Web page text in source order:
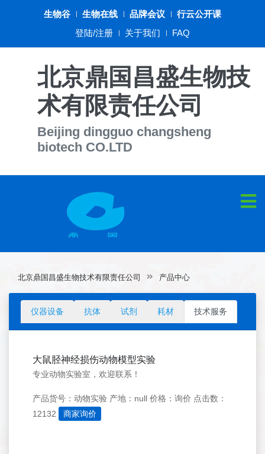
生物谷 生物在线 品牌会议
行云公开课
登陆/注册
关于我们 FAQ
北京鼎国昌盛生物技
术有限责任公司
Beijing dingguo changsheng
biotech CO.LTD
北京鼎国昌盛生物技术有限责任公司 产品中心
仪器设备 抗体 试剂 耗材 技术服务
大鼠胫神经损伤动物模型实验
专业动物实验室，欢迎联系！
产品货号：动物实验 产地：null 价格：询价 点击数：
12132
商家询价